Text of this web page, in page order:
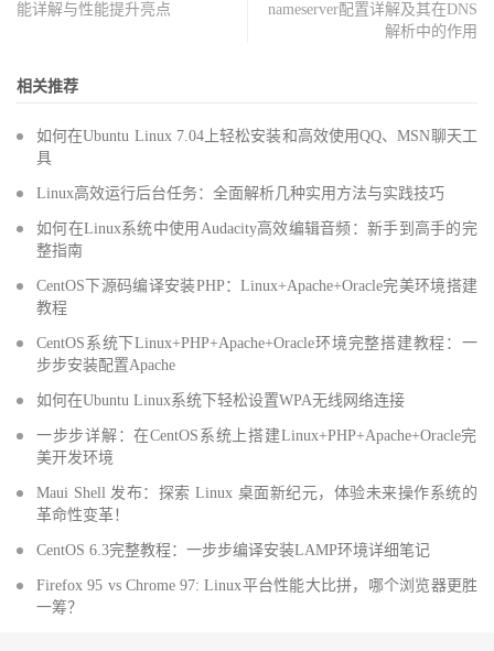
能详解与性能提升亮点
nameserver配置详解及其在DNS
解析中的作用
相关推荐
如何在Ubuntu Linux 7.04上轻松安装和高效使用QQ、MSN聊天工
具
Linux高效运行后台任务：全面解析几种实用方法与实践技巧
如何在Linux系统中使用Audacity高效编辑音频：新手到高手的完
整指南
CentOS下源码编译安装PHP：Linux+Apache+Oracle完美环境搭建
教程
CentOS系统下Linux+PHP+Apache+Oracle环境完整搭建教程：一
步步安装配置Apache
如何在Ubuntu Linux系统下轻松设置WPA无线网络连接
一步步详解：在CentOS系统上搭建Linux+PHP+Apache+Oracle完
美开发环境
Maui Shell 发布：探索 Linux 桌面新纪元，体验未来操作系统的
革命性变革！
CentOS 6.3完整教程：一步步编译安装LAMP环境详细笔记
Firefox 95 vs Chrome 97: Linux平台性能大比拼，哪个浏览器更胜
一筹？